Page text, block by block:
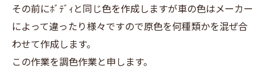
その前にﾎﾞﾃﾞｨと同じ色を作成しますが車の色はメーカー
によって違ったり様々ですので原色を何種類かを混ぜ合
わせて作成します。
この作業を調色作業と申します。